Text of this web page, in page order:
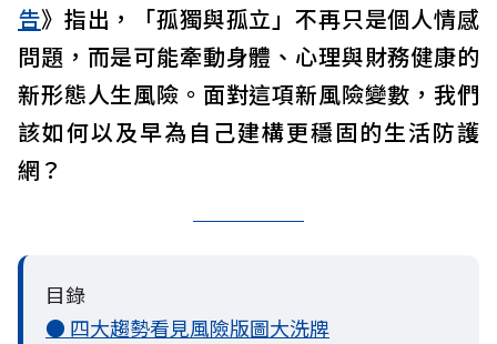
告》指出，「孤獨與孤立」不再只是個人情感
問題，而是可能牽動身體、心理與財務健康的
新形態人生風險。面對這項新風險變數，我們
該如何以及早為自己建構更穩固的生活防護
網？
目錄
● 四大趨勢看見風險版圖大洗牌